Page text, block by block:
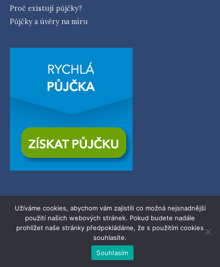
Proč existují půjčky?
Půjčky a úvěry na míru
© 2026Zerba.cz| Všechna práva vyhrazena.
Užíváme cookies, abychom vám zajistili co možná nejsnadnější
použití našich webových stránek. Pokud budete nadále
prohlížet naše stránky předpokládáme, že s použitím cookies
souhlasíte.
Souhlasím